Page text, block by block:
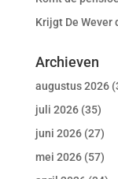
Krijgt De Wever
Archieven
augustus 2026
juli 2026(35)
juni 2026(27)
mei 2026(57)